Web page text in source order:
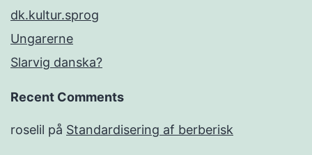
dk.kultur.sprog
Ungarerne
Slarvig danska?
Recent Comments
roselil på Standardisering af berberisk